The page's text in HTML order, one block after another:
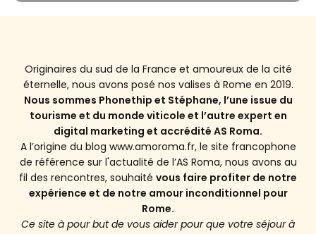
Originaires du sud de la France et amoureux de la cité
éternelle, nous avons posé nos valises à Rome en 2019.
Nous sommes Phonethip et Stéphane, l’une issue du
tourisme et du monde viticole et l’autre expert en
digital marketing et accrédité AS Roma.
A l’origine du blog www.amoroma.fr, le site francophone
de référence sur l'actualité de l’AS Roma, nous avons au
fil des rencontres, souhaité vous faire profiter de notre
expérience et de notre amour inconditionnel pour
Rome.
Ce site à pour but de vous aider pour que votre séjour à